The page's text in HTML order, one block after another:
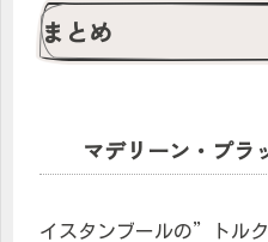
まとめ
マデリーン・プラ
イスタンブールの”トル